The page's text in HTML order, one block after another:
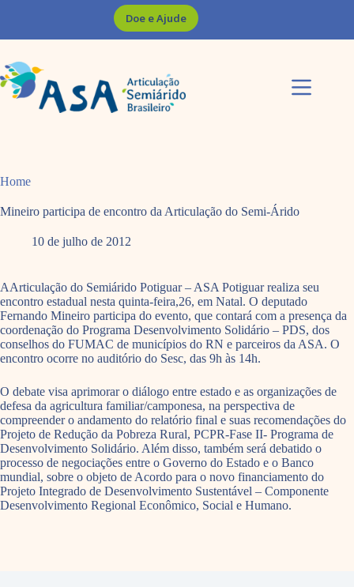
Doe e Ajude
Home
Mineiro participa de encontro da Articulação do Semi-Árido
10 de julho de 2012
AArticulação do Semiárido Potiguar – ASA Potiguar realiza seu
encontro estadual nesta quinta-feira,26, em Natal. O deputado
Fernando Mineiro participa do evento, que contará com a presença da
coordenação do Programa Desenvolvimento Solidário – PDS, dos
conselhos do FUMAC de municípios do RN e parceiros da ASA. O
encontro ocorre no auditório do Sesc, das 9h às 14h.
O debate visa aprimorar o diálogo entre estado e as organizações de
defesa da agricultura familiar/camponesa, na perspectiva de
compreender o andamento do relatório final e suas recomendações do
Projeto de Redução da Pobreza Rural, PCPR-Fase II- Programa de
Desenvolvimento Solidário. Além disso, também será debatido o
processo de negociações entre o Governo do Estado e o Banco
mundial, sobre o objeto de Acordo para o novo financiamento do
Projeto Integrado de Desenvolvimento Sustentável – Componente
Desenvolvimento Regional Econômico, Social e Humano.